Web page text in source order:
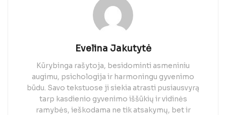
Evelina Jakutytė
Kūrybinga rašytoja, besidominti asmeniniu
augimu, psichologija ir harmoningu gyvenimo
būdu. Savo tekstuose ji siekia atrasti pusiausvyrą
tarp kasdienio gyvenimo iššūkių ir vidinės
ramybės, ieškodama ne tik atsakymų, bet ir